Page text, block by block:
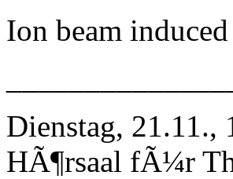
Ion beam
Dienstag, 21.11.,
HÃ¶rsaal fÃ¼r